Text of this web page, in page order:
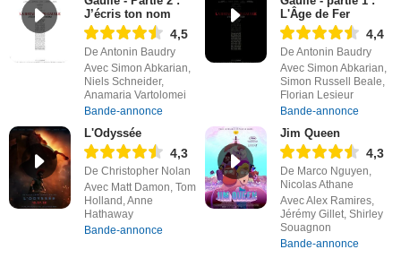
J’écris ton nom
4,5
De Antonin Baudry
Avec Simon Abkarian,
Niels Schneider,
Anamaria Vartolomei
Bande-annonce
L'Âge de Fer
4,4
De Antonin Baudry
Avec Simon Abkarian,
Simon Russell Beale,
Florian Lesieur
Bande-annonce
L'Odyssée
4,3
De Christopher Nolan
Avec Matt Damon, Tom
Holland, Anne
Hathaway
Bande-annonce
Jim Queen
4,3
De Marco Nguyen,
Nicolas Athane
Avec Alex Ramires,
Jérémy Gillet, Shirley
Souagnon
Bande-annonce